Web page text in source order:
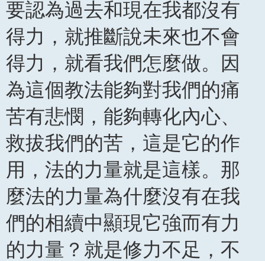
要認為過去和現在我都沒有
得力，就推斷說未來也不會
得力，就看我們怎麼做。因
為這個教法能夠對我們的痛
苦有悲憫，能夠轉化內心、
救拔我們的苦，這是它的作
用，法的力量就是這樣。那
麼法的力量為什麼沒有在我
們的相續中顯現它強而有力
的力量？就是修力不足，不